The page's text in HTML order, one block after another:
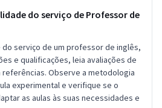
do serviço de Professor de
do serviço de um professor de inglês,
e qualificações, leia avaliações de
Observe a metodologia
experimental e verifique se o
as aulas às suas necessidades e